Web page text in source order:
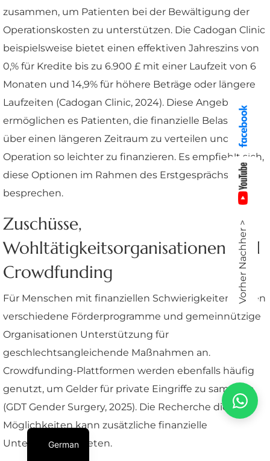
zusammen, um Patienten bei der Bewältigung der
Operationskosten zu unterstützen. Die Cadogan Clinic
beispielsweise bietet einen effektiven Jahreszins von
0,% für Kredite bis zu 6.900 £ mit einer Laufzeit von 6
Monaten und 14,9% für höhere Beträge oder längere
Laufzeiten (Cadogan Clinic, 2024). Diese Angebote
ermöglichen es Patienten, die finanzielle Belastung
über einen längeren Zeitraum zu verteilen und die
Operation so leichter zu finanzieren. Es empfiehlt sich,
diese Optionen im Rahmen des Erstgesprächs zu
besprechen.
Zuschüsse,
Wohltätigkeitsorganisationen und
Crowdfunding
Für Menschen mit finanziellen Schwierigkeiten bieten
verschiedene Förderprogramme und gemeinnützige
Organisationen Unterstützung für
geschlechtsangleichende Maßnahmen an.
Crowdfunding-Plattformen werden ebenfalls häufig
genutzt, um Gelder für private Eingriffe zu sammeln
(GDT Gender Surgery, 2025). Die Recherche dieser
Möglichkeiten kann zusätzliche finanzielle
Unterstützung bieten.
Vorher Nachher >
German